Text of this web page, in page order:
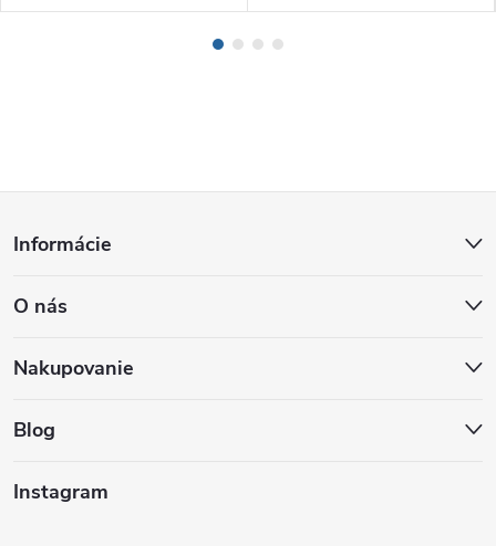
p
ä
Informácie
O nás
Nakupovanie
Blog
Instagram